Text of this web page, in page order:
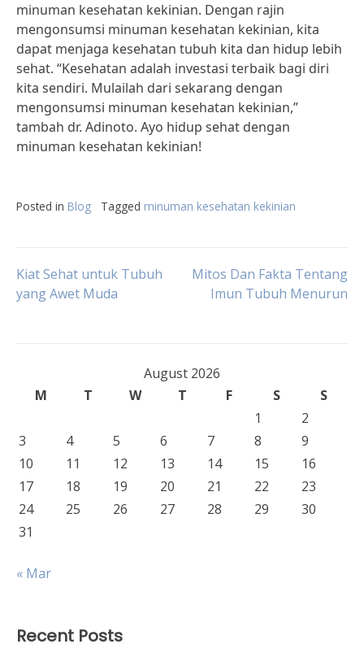
minuman kesehatan kekinian. Dengan rajin
mengonsumsi minuman kesehatan kekinian, kita
dapat menjaga kesehatan tubuh kita dan hidup lebih
sehat. “Kesehatan adalah investasi terbaik bagi diri
kita sendiri. Mulailah dari sekarang dengan
mengonsumsi minuman kesehatan kekinian,”
tambah dr. Adinoto. Ayo hidup sehat dengan
minuman kesehatan kekinian!
Posted in Blog Tagged minuman kesehatan kekinian
Post
Kiat Sehat untuk Tubuh
yang Awet Muda
Mitos Dan Fakta Tentang
Imun Tubuh Menurun
August 2026
M
T W T F S
S
1
2
3
4 5 6 7 8
9
10
11 12 13 14 15
16
17
18 19 20 21 22
23
24
25 26 27 28 29
30
31
« Mar
Recent Posts